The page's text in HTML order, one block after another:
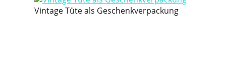
Vintage Tüte als Geschenkverpackung